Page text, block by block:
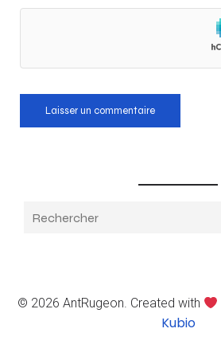
© 2026 AntRugeon. Created with
Kubio